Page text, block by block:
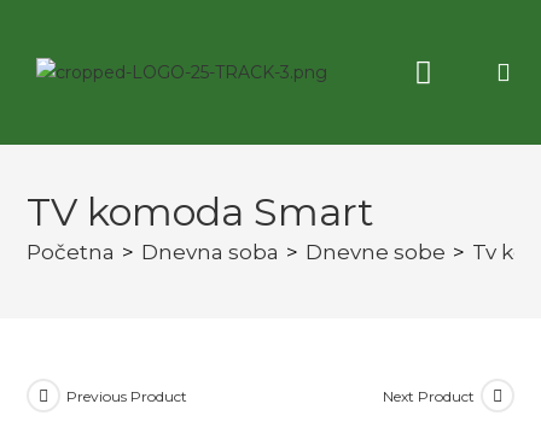
TV komoda Smart
Početna > Dnevna soba > Dnevne sobe > Tv
Previous Product Next Product